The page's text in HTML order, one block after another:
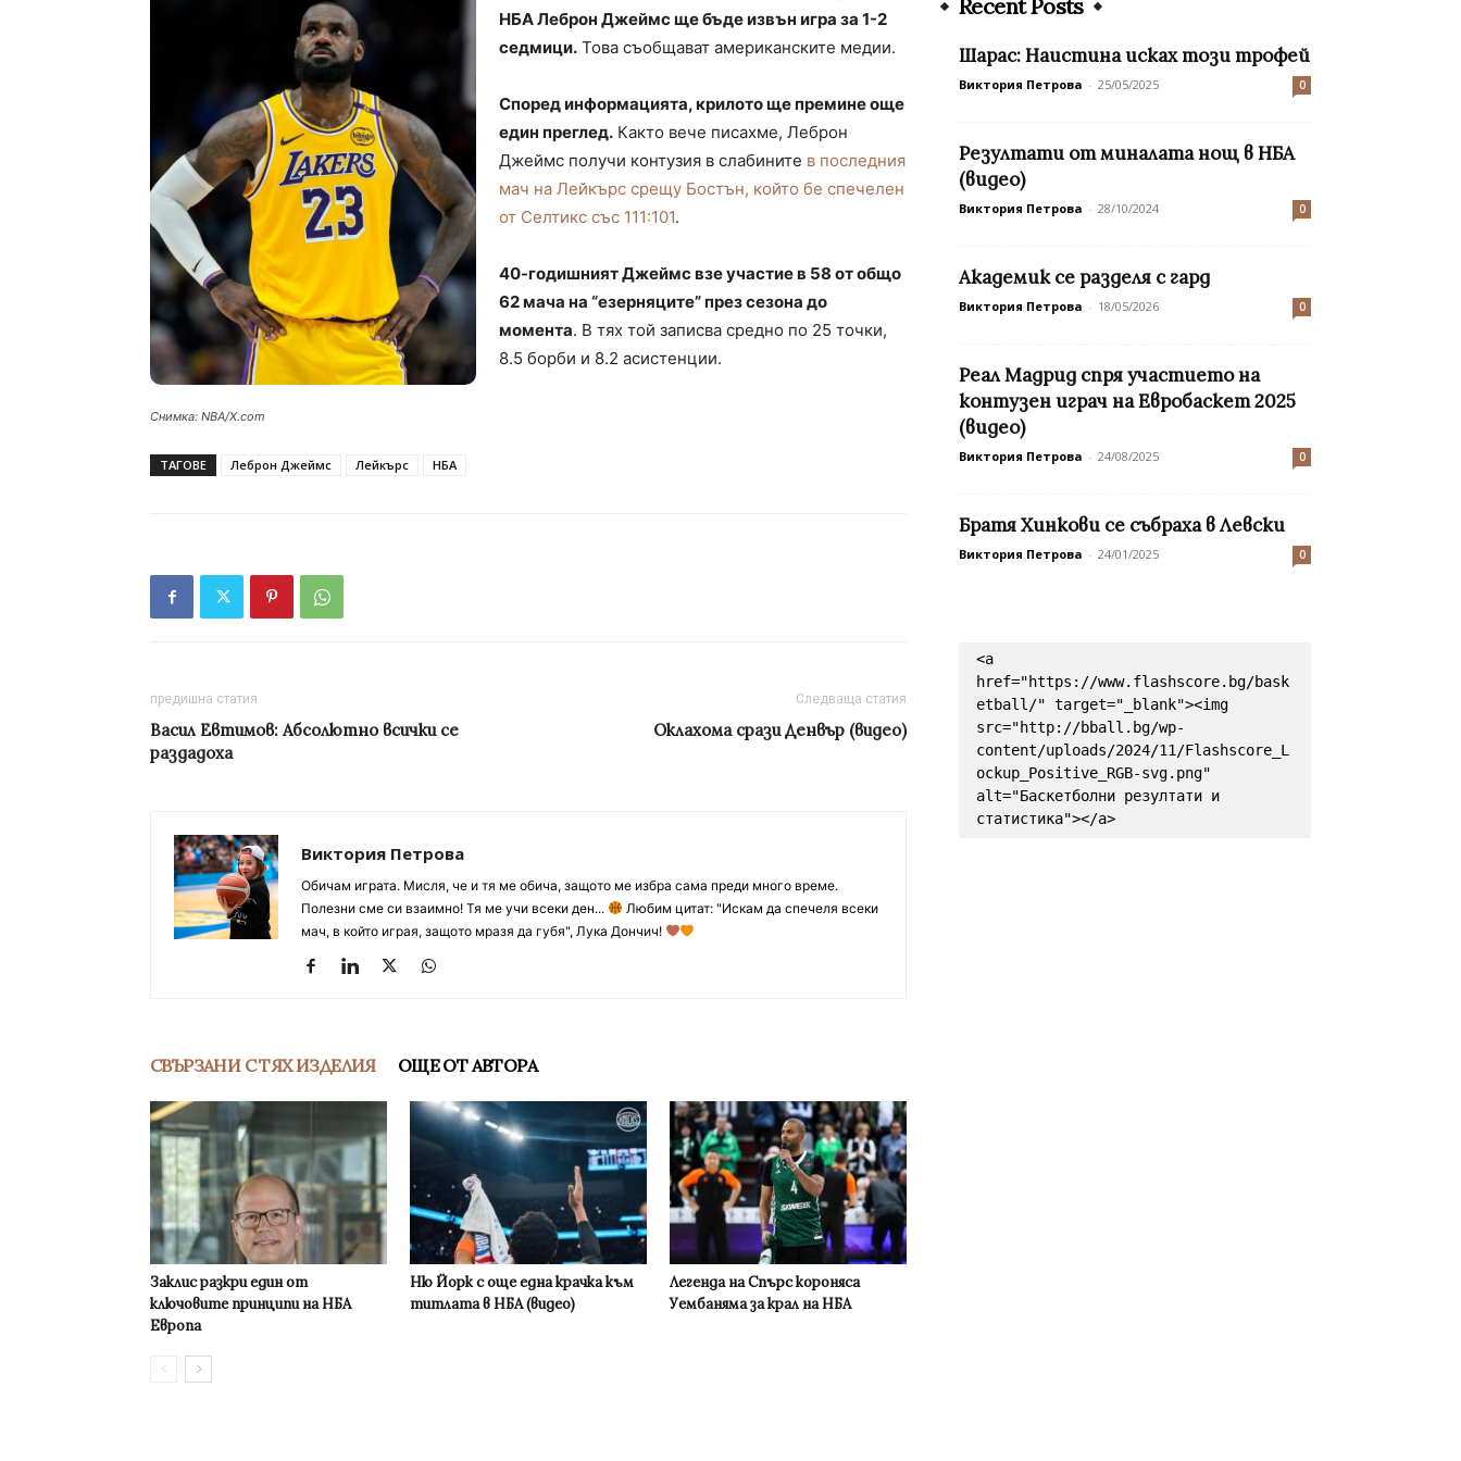
Снимка: NBA/X.com
НБА Леброн Джеймс ще бъде извън игра за 1-2
седмици. Това съобщават американските медии.
Според информацията, крилото ще премине още
един преглед. Както вече писахме, Леброн
Джеймс получи контузия в слабините в последния
мач на Лейкърс срещу Бостън, който бе спечелен
от Селтикс със 111:101.
40-годишният Джеймс взе участие в 58 от общо
62 мача на “езерняците” през сезона до
момента. В тях той записва средно по 25 точки,
8.5 борби и 8.2 асистенции.
ТАГОВЕ Леброн Джеймс Лейкърс НБА
предишна статия
Васил Евтимов: Абсолютно всички се
раздадоха
Следваща статия
Оклахома срази Денвър (видео)
Виктория Петрова
Обичам играта. Мисля, че и тя ме обича, защото ме избра сама преди много време.
Полезни сме си взаимно! Тя ме учи всеки ден...
Любим цитат: "Искам да спечеля всеки
мач, в който играя, защото мразя да губя", Лука Дончич!
СВЪРЗАНИ С ТЯХ ИЗДЕЛИЯ ОЩЕ ОТ АВТОРА
Заклис разкри един от
ключовите принципи на НБА
Европа
Ню Йорк с още една крачка към
титлата в НБА (видео)
Легенда на Спърс короняса
Уембаняма за крал на НБА
Recent Posts
Шарас: Наистина исках този трофей
Виктория Петрова - 25/05/2025 0
Резултати от миналата нощ в НБА
(видео)
Виктория Петрова - 28/10/2024 0
Академик се разделя с гард
Виктория Петрова - 18/05/2026 0
Реал Мадрид спря участието на
контузен играч на Евробаскет 2025
(видео)
Виктория Петрова - 24/08/2025 0
Братя Хинкови се събраха в Левски
Виктория Петрова - 24/01/2025 0
<a
href="https://www.flashscore.bg/bask
etball/" target="_blank"><img
src="http://bball.bg/wp-
content/uploads/2024/11/Flashscore_L
ockup_Positive_RGB-svg.png"
alt="Баскетболни резултати и
статистика"></a>